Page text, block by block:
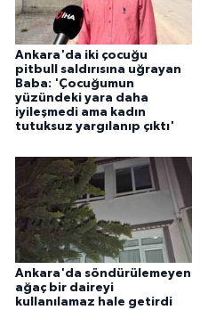
Ankara'da iki çocuğu
pitbull saldırısına uğrayan
Baba: 'Çocuğumun
yüzündeki yara daha
iyileşmedi ama kadın
tutuksuz yargılanıp çıktı'
Ankara'da söndürülemeyen
ağaç bir daireyi
kullanılamaz hale getirdi